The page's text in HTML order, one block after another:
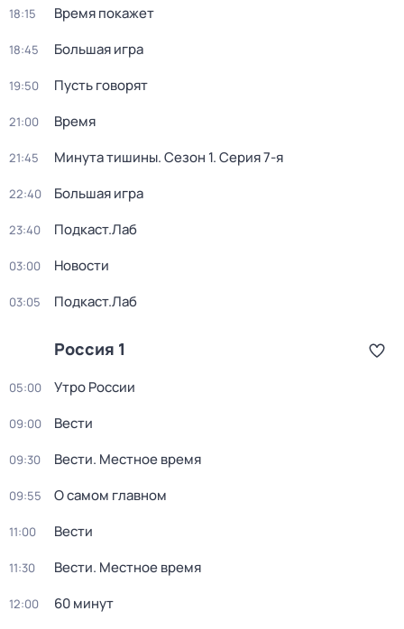
18:15 Время покажет
18:45 Большая игра
19:50 Пусть говорят
21:00 Время
21:45 Минута тишины. Сезон 1. Серия 7-я
22:40 Большая игра
23:40 Подкаст.Лаб
03:00 Новости
03:05 Подкаст.Лаб
Россия 1
05:00 Утро России
09:00 Вести
09:30 Вести. Местное время
09:55 О самом главном
11:00 Вести
11:30 Вести. Местное время
12:00 60 минут